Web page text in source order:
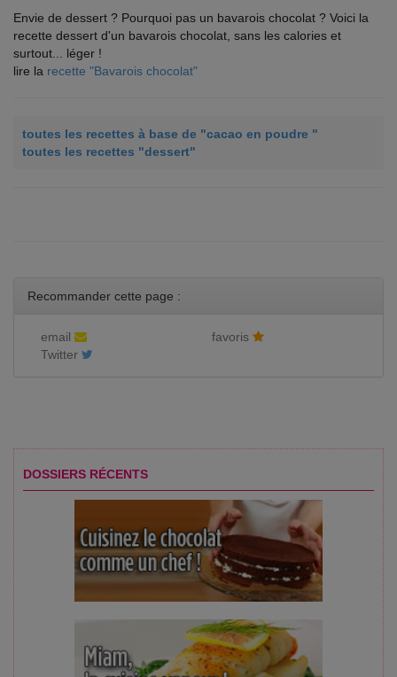
Envie de dessert ? Pourquoi pas un bavarois chocolat ? Voici la
recette dessert d'un bavarois chocolat, sans les calories et
surtout... léger !
lire la recette "Bavarois chocolat"
toutes les recettes à base de "cacao en poudre "
toutes les recettes "dessert"
Recommander cette page :
email
favoris
Twitter
DOSSIERS RÉCENTS